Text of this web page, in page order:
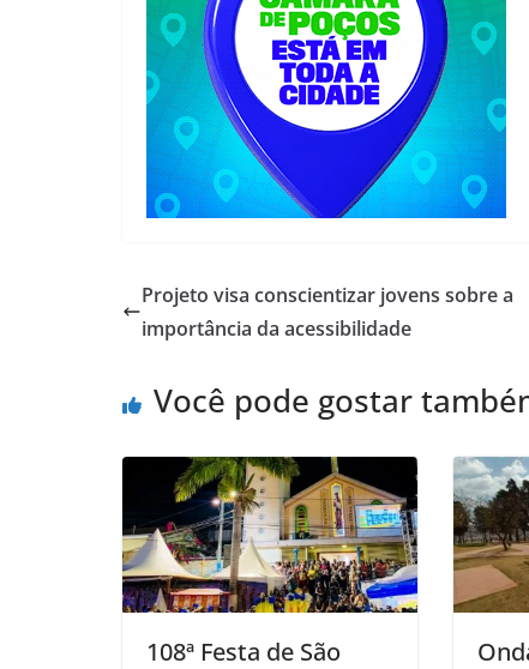
Projeto visa conscientizar jovens sobre a
importância da acessibilidade
Você pode gostar
108ª Festa de São